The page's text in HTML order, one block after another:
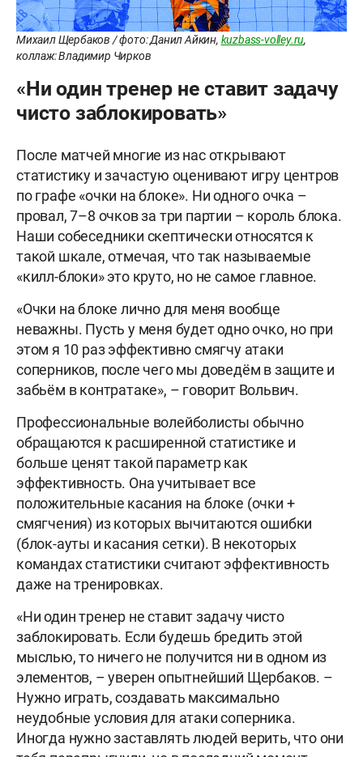
Михаил Щербаков / фото: Данил Айкин, kuzbass-volley.ru,
коллаж: Владимир Чирков
«Ни один тренер не ставит задачу
чисто заблокировать»
После матчей многие из нас открывают
статистику и зачастую оценивают игру центров
по графе «очки на блоке». Ни одного очка –
провал, 7–8 очков за три партии – король блока.
Наши собеседники скептически относятся к
такой шкале, отмечая, что так называемые
«килл-блоки» это круто, но не самое главное.
«Очки на блоке лично для меня вообще
неважны. Пусть у меня будет одно очко, но при
этом я 10 раз эффективно смягчу атаки
соперников, после чего мы доведём в защите и
забьём в контратаке», – говорит Вольвич.
Профессиональные волейболисты обычно
обращаются к расширенной статистике и
больше ценят такой параметр как
эффективность. Она учитывает все
положительные касания на блоке (очки +
смягчения) из которых вычитаются ошибки
(блок-ауты и касания сетки). В некоторых
командах статистики считают эффективность
даже на тренировках.
«Ни один тренер не ставит задачу чисто
заблокировать. Если будешь бредить этой
мыслью, то ничего не получится ни в одном из
элементов, – уверен опытнейший Щербаков. –
Нужно играть, создавать максимально
неудобные условия для атаки соперника.
Иногда нужно заставлять людей верить, что они